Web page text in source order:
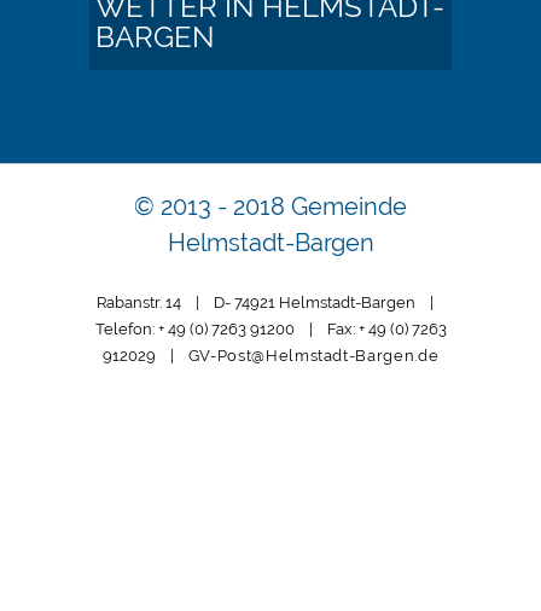
BARGEN
© 2013 - 2018 Gemeinde
Helmstadt-Bargen
Rabanstr. 14 | D- 74921 Helmstadt-Bargen |
Telefon: + 49 (0) 7263 91200 | Fax: + 49 (0) 7263
912029 | GV-Post@Helmstadt-Bargen.de